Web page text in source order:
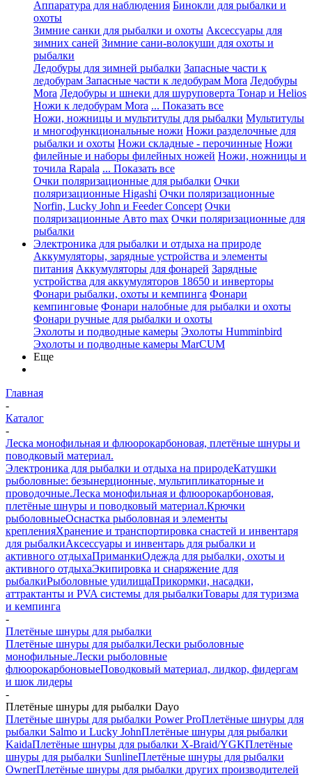
Аппаратура для наблюдения Бинокли для рыбалки и
охоты
Зимние санки для рыбалки и охоты Аксессуары для
зимних саней Зимние сани-волокуши для охоты и
рыбалки
Ледобуры для зимней рыбалки Запасные части к
ледобурам Запасные части к ледобурам Mora Ледобуры
Mora Ледобуры и шнеки для шуруповерта Тонар и Helios
Ножи к ледобурам Mora ... Показать все
Ножи, ножницы и мультитулы для рыбалки Мультитулы
и многофункциональные ножи Ножи разделочные для
рыбалки и охоты Ножи складные - перочинные Ножи
филейные и наборы филейных ножей Ножи, ножницы и
точила Rapala ... Показать все
Очки поляризационные для рыбалки Очки
поляризационные Higashi Очки поляризационные
Norfin, Lucky John и Feeder Concept Очки
поляризационные Авто max Очки поляризационные для
рыбалки
Электроника для рыбалки и отдыха на природе
Аккумуляторы, зарядные устройства и элементы
питания Аккумуляторы для фонарей Зарядные
устройства для аккумуляторов 18650 и инверторы
Фонари рыбалки, охоты и кемпинга Фонари
кемпинговые Фонари налобные для рыбалки и охоты
Фонари ручные для рыбалки и охоты
Эхолоты и подводные камеры Эхолоты Humminbird
Эхолоты и подводные камеры MarCUM
Еще
Главная
-
Каталог
-
Леска монофильная и флюорокарбоновая, плетёные шнуры и
поводковый материал.
Электроника для рыбалки и отдыха на природеКатушки
рыболовные: безынерционные, мультипликаторные и
проводочные.Леска монофильная и флюорокарбоновая,
плетёные шнуры и поводковый материал.Крючки
рыболовныеОснастка рыболовная и элементы
крепленияХранение и транспортировка снастей и инвентаря
для рыбалкиАксессуары и инвентарь для рыбалки и
активного отдыхаПриманкиОдежда для рыбалки, охоты и
активного отдыхаЭкипировка и снаряжение для
рыбалкиРыболовные удилищаПрикормки, насадки,
аттрактанты и PVA системы для рыбалкиТовары для туризма
и кемпинга
-
Плетёные шнуры для рыбалки
Плетёные шнуры для рыбалкиЛески рыболовные
монофильные.Лески рыболовные
флюорокарбоновыеПоводковый материал, лидкор, фидергам
и шок лидеры
-
Плетёные шнуры для рыбалки Dayo
Плетёные шнуры для рыбалки Power ProПлетёные шнуры для
рыбалки Salmo и Lucky JohnПлетёные шнуры для рыбалки
KaidaПлетёные шнуры для рыбалки X-Braid/YGKПлетёные
шнуры для рыбалки SunlineПлетёные шнуры для рыбалки
OwnerПлетёные шнуры для рыбалки других производителей